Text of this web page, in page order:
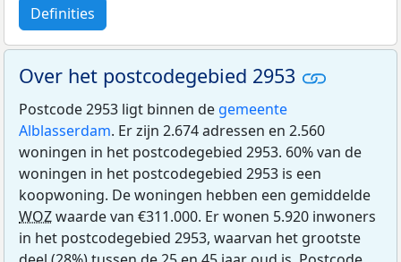
Definities
Over het postcodegebied 2953
Postcode 2953 ligt binnen de gemeente
Alblasserdam. Er zijn 2.674 adressen en 2.560
woningen in het postcodegebied 2953. 60% van de
woningen in het postcodegebied 2953 is een
koopwoning. De woningen hebben een gemiddelde
WOZwaarde van €311.000. Er wonen 5.920 inwoners
in het postcodegebied 2953, waarvan het grootste